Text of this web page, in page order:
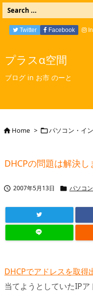
プラスα空間
ブログ in お市 のーと
Twitter Facebook
Home > パソコン・イ
DHCPの問題は解決し
 2007年5月13日  パソコ
DHCPでアドレスを取得
当てようとしていたIP